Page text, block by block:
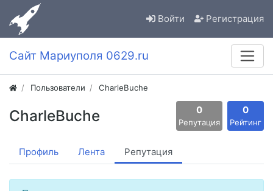
Войти Регистрация
Сайт Мариуполя 0629.ru
Пользователи CharleBuche
CharleBuche 0
Репутация
0
Рейтинг
Профиль Лента Репутация